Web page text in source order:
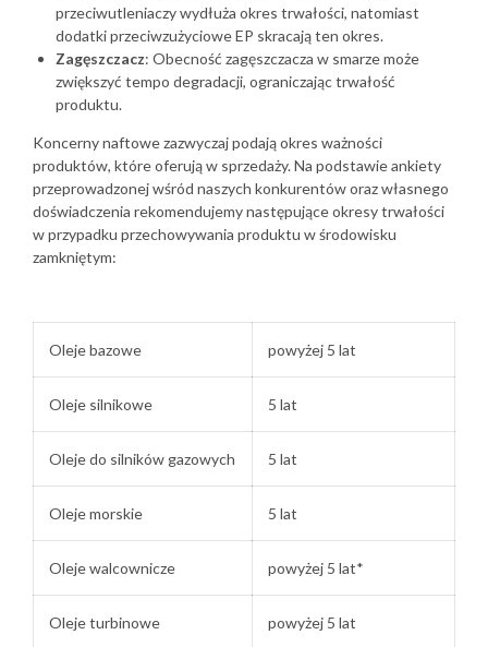
przeciwutleniaczy wydłuża okres trwałości, natomiast
dodatki przeciwzużyciowe EP skracają ten okres.
Zagęszczacz: Obecność zagęszczacza w smarze może
zwiększyć tempo degradacji, ograniczając trwałość
produktu.
Koncerny naftowe zazwyczaj podają okres ważności
produktów, które oferują w sprzedaży. Na podstawie ankiety
przeprowadzonej wśród naszych konkurentów oraz własnego
doświadczenia rekomendujemy następujące okresy trwałości
w przypadku przechowywania produktu w środowisku
zamkniętym:
Oleje bazowe powyżej 5 lat
Oleje silnikowe 5 lat
Oleje do silników gazowych 5 lat
Oleje morskie 5 lat
Oleje walcownicze powyżej 5 lat*
Oleje turbinowe powyżej 5 lat